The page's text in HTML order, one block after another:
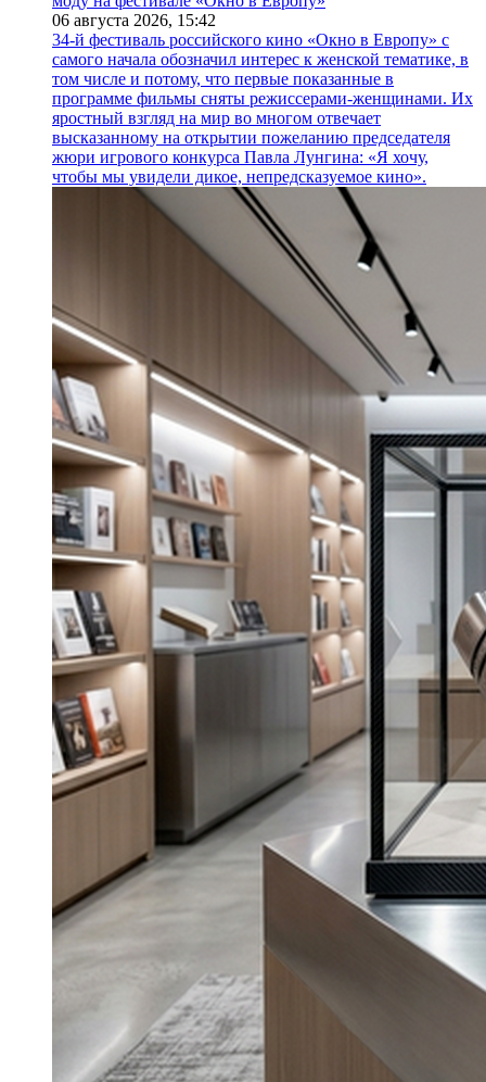
06 августа 2026, 15:42
34-й фестиваль российского кино «Окно в Европу» с
самого начала обозначил интерес к женской тематике, в
том числе и потому, что первые показанные в
программе фильмы сняты режиссерами-женщинами. Их
яростный взгляд на мир во многом отвечает
высказанному на открытии пожеланию председателя
жюри игрового конкурса Павла Лунгина: «Я хочу,
чтобы мы увидели дикое, непредсказуемое кино».